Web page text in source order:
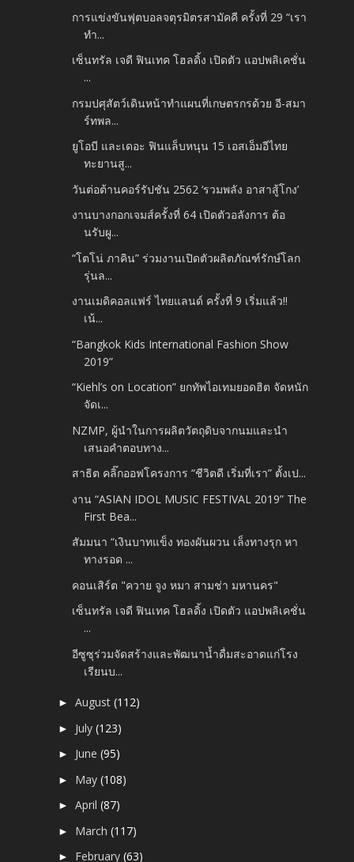
การแข่งขันฟุตบอลจตุรมิตรสามัคคี ครั้งที่ 29 “เรา
ทำ...
เซ็นทรัล เจดี ฟินเทค โฮลดิ้ง เปิดตัว แอปพลิเคชั่น
...
กรมปศุสัตว์เดินหน้าทำแผนที่เกษตรกรด้วย อี-สมา
ร์ทพล...
ยูโอบี และเดอะ ฟินแล็บหนุน 15 เอสเอ็มอีไทย
ทะยานสู...
วันต่อต้านคอร์รัปชัน 2562 ‘รวมพลัง อาสาสู้โกง’
งานบางกอกเจมส์ครั้งที่ 64 เปิดตัวอลังการ ต้อ
นรับผู...
“โตโน่ ภาคิน” ร่วมงานเปิดตัวผลิตภัณฑ์รักษ์โลก
รุ่นล...
งานเมดิคอลแฟร์ ไทยแลนด์ ครั้งที่ 9 เริ่มแล้ว!!
เน้...
“Bangkok Kids International Fashion Show
2019”
“Kiehl’s on Location” ยกทัพไอเทมยอดฮิต จัดหนัก
จัดเ...
NZMP, ผู้นำในการผลิตวัตถุดิบจากนมและนำ
เสนอคำตอบทาง...
สาธิต คลิ๊กออฟโครงการ “ชีวิตดี เริ่มที่เรา” ตั้งเป...
งาน “ASIAN IDOL MUSIC FESTIVAL 2019” The
First Bea...
สัมมนา “เงินบาทแข็ง ทองผันผวน เล็งทางรุก หา
ทางรอด ...
คอนเสิร์ต "ควาย จูง หมา สามช่า มหานคร"
เซ็นทรัล เจดี ฟินเทค โฮลดิ้ง เปิดตัว แอปพลิเคชั่น
...
อีซูซุร่วมจัดสร้างและพัฒนาน้ำดื่มสะอาดแก่โรง
เรียนบ...
►August(112)
► July(123)
► June(95)
► May(108)
►April(87)
► March(117)
► February(63)